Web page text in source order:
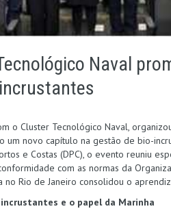
Naval
o Cluster Tecnológico Naval,
um novo capítulo na gestão de bio-
e Costas (DPC), o evento reuniu
com as normas da
no Rio de Janeiro consolidou o
e o papel da Marinha